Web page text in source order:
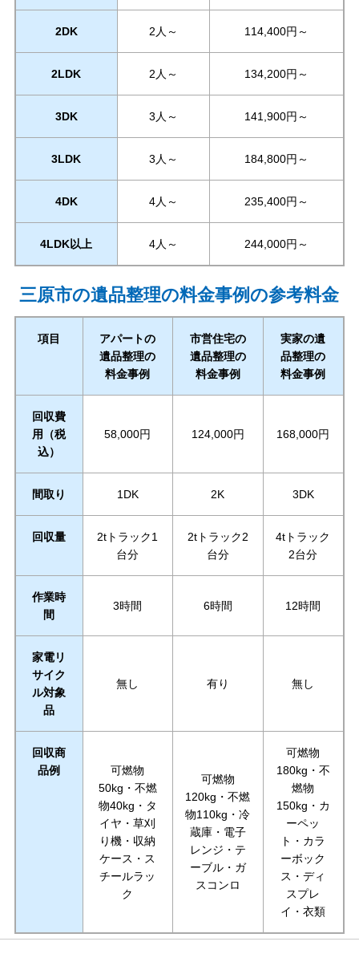
2DK 2人～ 114,400円～
2LDK 2人～ 134,200円～
3DK 3人～ 141,900円～
3LDK 3人～ 184,800円～
4DK 4人～ 235,400円～
4LDK以上 4人～ 244,000円～
三原市の遺品整理の料金事例の参考料金
項目
アパートの
遺品整理の
料金事例
市営住宅の
遺品整理の
料金事例
実家の遺
品整理の
料金事例
回収費
用（税
込）
58,000円 124,000円 168,000円
間取り 1DK 2K 3DK
回収量
2tトラック1
台分
2tトラック2
台分
4tトラック
2台分
作業時
間
3時間 6時間 12時間
家電リ
サイク
ル対象
品
無し 有り 無し
回収商
品例
可燃物
50kg・不燃
物40kg・タ
イヤ・草刈
り機・収納
ケース・ス
チールラッ
ク
可燃物
120kg・不燃
物110kg・冷
蔵庫・電子
レンジ・テ
ーブル・ガ
スコンロ
可燃物
180kg・不
燃物
150kg・カ
ーペッ
ト・カラ
ーボック
ス・ディ
スプレ
イ・衣類